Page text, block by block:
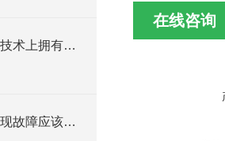
不锈钢板框过滤器在技术上拥有五大杰出特点
不锈钢板框过滤器出现故障应该如何解决？
在线咨询